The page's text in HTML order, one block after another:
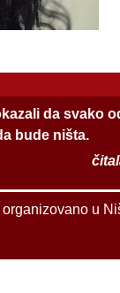
da svako
bude ništa.
organizovano u